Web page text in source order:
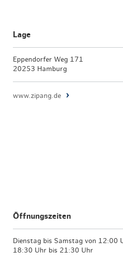
Lage
Eppendorfer Weg 171
20253 Hamburg
www.zipang.de
Öffnungszeiten
Dienstag bis Samstag von 12:00
18:30 Uhr bis 21:30 Uhr